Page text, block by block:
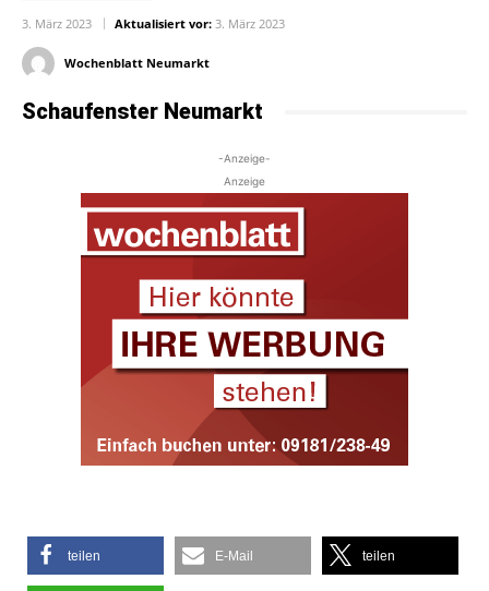
3. März 2023 Aktualisiert vor: 3. März 2023
Wochenblatt Neumarkt
Schaufenster Neumarkt
-Anzeige-
Anzeige
teilen E-Mail teilen